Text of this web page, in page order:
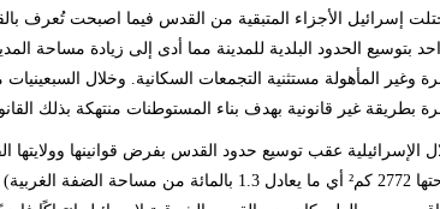
1967، احتلت إسرائيل الأجزاء المتبقية من القدس فيما اصبحت
بتوسيع الحدود البلدية للمدينة مما أدى إلى زيادة مساحة
وغير المأهولة مستثنية التجمعات السكانية. وخلال
بطريقة غير قانونية بهدف بناء المستوطنات منتهكة بذلك
عقب توسيع حدود القدس بفرض قوانينها وولايتها
للقدس (وبلغت مساحتها 2772 كم² أي ما يعادل 1.3